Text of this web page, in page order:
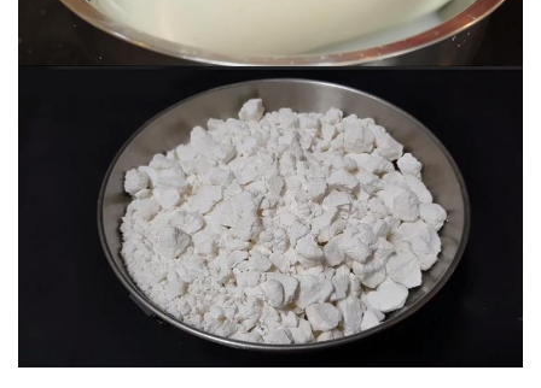
Nặn sợi bánh canh